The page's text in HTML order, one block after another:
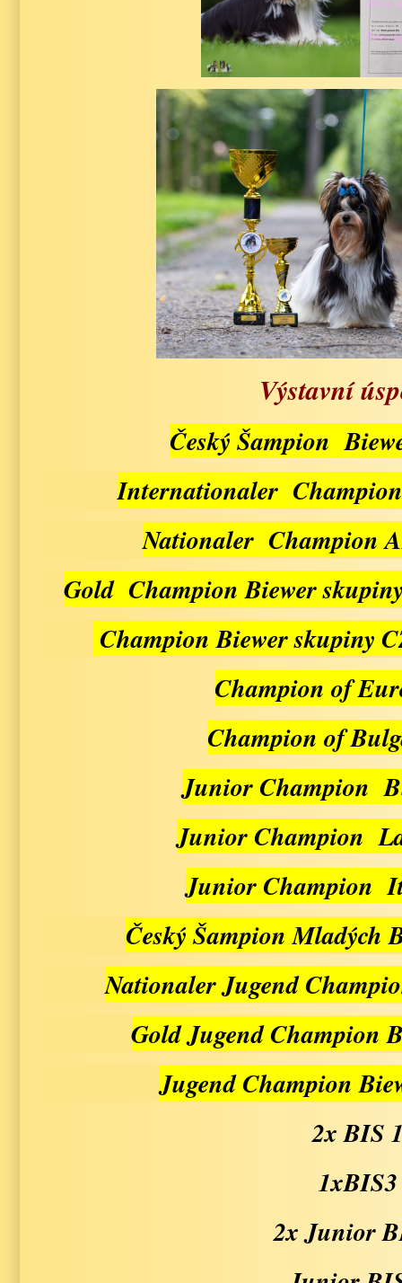
Výstavní
Český Šampion
Internationaler
Nationaler Champion
Gold Champion Biewer
Champion Biewer skupiny
Champion of
Champion of
Junior Champion
Junior Champion
Junior Champion
Český Šampion Mladých
Nationaler Jugend
Gold Jugend Champion
Jugend Champion
2x BIS
1xBIS3
2x Junior